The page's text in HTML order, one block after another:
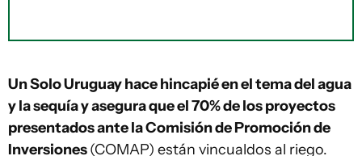
Un Solo Uruguay hace hincapié en el tema del agua
y la sequía y asegura que el 70% de los proyectos
presentados ante la Comisión de Promoción de
Inversiones(COMAP) están vincualdos al riego.